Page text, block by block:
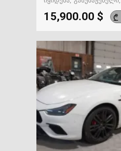
გზაში. საქართველოსკენ
15,900.00 $ ₾